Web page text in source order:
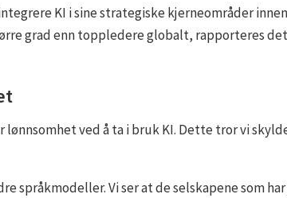
KI i sine strategiske kjerneområder
grad enn toppledere globalt, rapporteres
ved å ta i bruk KI. Dette tror vi
språkmodeller. Vi ser at de selskapene som